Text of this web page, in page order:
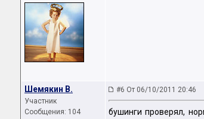
Шемякин В.
Участник
Сообщения: 104
#6 От 06/10/2011 20:46
бушинги проверял,